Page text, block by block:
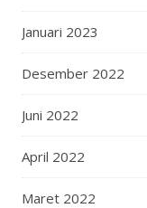
Januari 2023
Desember 2022
Juni 2022
April 2022
Maret 2022